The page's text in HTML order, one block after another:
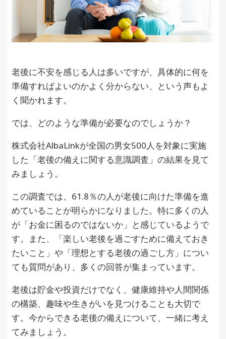
老後に不安を感じる人は多いですが、具体的に何を
準備すればよいのかよく分からない、という声もよ
く聞かれます。
では、どのような準備が必要なのでしょうか？
株式会社AlbaLinkが全国の男女500人を対象に実施
した「老後の備えに関する意識調査」の結果を見て
みましょう。
この調査では、61.8％の人が老後に向けた準備を進
めていることが明らかになりました。特に多くの人
が「お金に困るのではないか」と感じているようで
す。また、「楽しい老後を過ごすために備えておき
たいこと」や「理想とする老後の過ごし方」につい
ても質問があり、多くの回答が集まっています。
老後は貯金や投資だけでなく、健康維持や人間関係
の構築、趣味や生きがいを見つけることも大切で
す。今からできる老後の備えについて、一緒に考え
てみましょう。